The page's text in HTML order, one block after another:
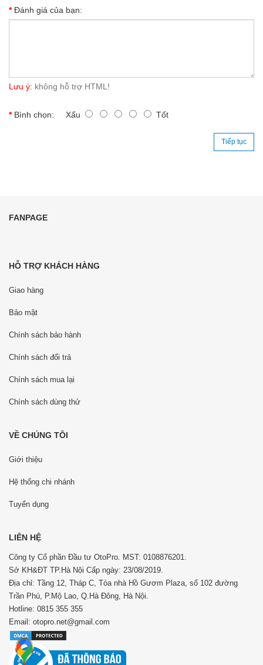
Đánh giá của bạn:
Lưu ý: không hỗ trợ HTML!
Bình chọn: Xấu Tốt
Tiếp tục
FANPAGE
HỖ TRỢ KHÁCH HÀNG
Giao hàng
Bảo mật
Chính sách bảo hành
Chính sách đổi trả
Chính sách mua lại
Chính sách dùng thử
VỀ CHÚNG TÔI
Giới thiệu
Hệ thống chi nhánh
Tuyển dụng
LIÊN HỆ
Công ty Cổ phần Đầu tư OtoPro. MST: 0108876201.
Sở KH&ĐT TP.Hà Nội Cấp ngày: 23/08/2019.
Địa chỉ: Tầng 12, Tháp C, Tòa nhà Hồ Gươm Plaza, số 102 đường
Trần Phú, P.Mộ Lao, Q.Hà Đông, Hà Nội.
Hotline: 0815 355 355
Email: otopro.net@gmail.com